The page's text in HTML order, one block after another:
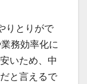
りとりがで
務効率化に
いため、中
と言えるで